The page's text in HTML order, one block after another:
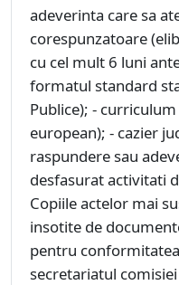
adeverinta care sa
corespunzatoare
cu cel mult 6 luni
formatul standard
Publice); -
european); - cazier
raspundere sau
desfasurat activitati
Copiile actelor mai
insotite de
pentru
secretariatul